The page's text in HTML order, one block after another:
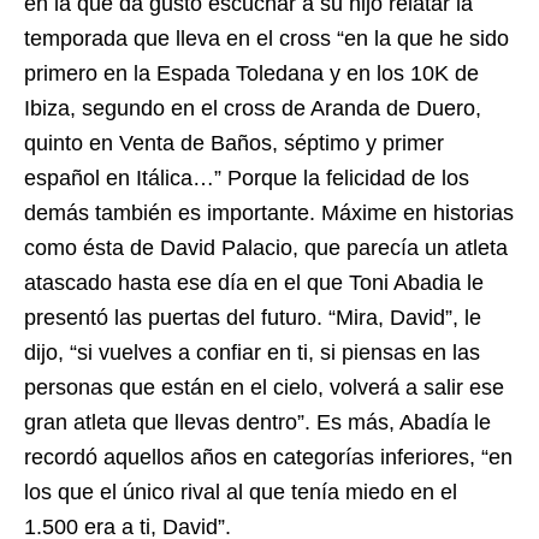
temporada que lleva en el cross “en la que he sido
primero en la Espada Toledana y en los 10K de
Ibiza, segundo en el cross de Aranda de Duero,
quinto en Venta de Baños, séptimo y primer
español en Itálica…” Porque la felicidad de los
demás también es importante. Máxime en historias
como ésta de David Palacio, que parecía un atleta
atascado hasta ese día en el que Toni Abadia le
presentó las puertas del futuro. “Mira, David”, le
dijo, “si vuelves a confiar en ti, si piensas en las
personas que están en el cielo, volverá a salir ese
gran atleta que llevas dentro”. Es más, Abadía le
recordó aquellos años en categorías inferiores, “en
los que el único rival al que tenía miedo en el
1.500 era a ti, David”.